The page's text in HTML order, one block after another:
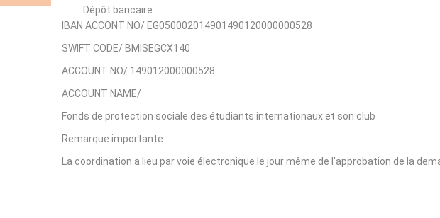
Dépôt bancaire
IBAN ACCONT NO/ EG050002014901490120000000528
SWIFT CODE/ BMISEGCX140
ACCOUNT NO/ 149012000000528
ACCOUNT NAME/
Fonds de protection sociale des étudiants internationaux et son club
Remarque importante
La coordination a lieu par voie électronique le jour même de l'approbation de la